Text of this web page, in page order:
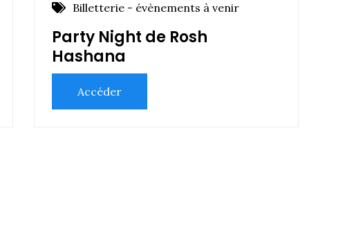
Billetterie - évènements à venir
Party Night de Rosh
Hashana
Accéder